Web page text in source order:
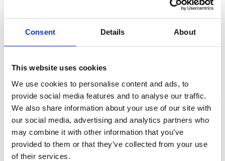
Consent Details About
This website uses cookies
We use cookies to personalise content and ads, to
provide social media features and to analyse our traffic.
We also share information about your use of our site with
our social media, advertising and analytics partners who
may combine it with other information that you’ve
provided to them or that they’ve collected from your use
of their services.
Omkodning af lås
Læs mere